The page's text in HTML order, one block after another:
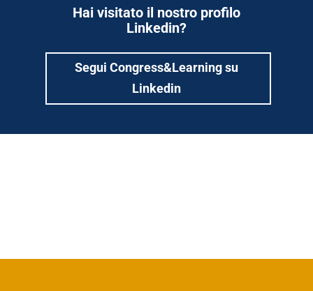
Hai visitato il nostro profilo
Linkedin?
Segui Congress&Learning su
Linkedin